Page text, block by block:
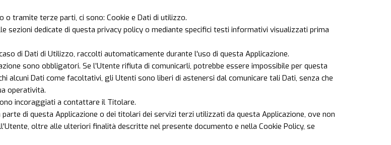
o tramite terze parti, ci sono: Cookie e Dati di utilizzo.
dedicate di questa privacy policy o mediante specifici testi informativi visualizzati prima
di Dati di Utilizzo, raccolti automaticamente durante l'uso di questa Applicazione.
sono obbligatori. Se l’Utente rifiuta di comunicarli, potrebbe essere impossibile per questa
alcuni Dati come facoltativi, gli Utenti sono liberi di astenersi dal comunicare tali Dati, senza che
operatività.
incoraggiati a contattare il Titolare.
di questa Applicazione o dei titolari dei servizi terzi utilizzati da questa Applicazione, ove non
oltre alle ulteriori finalità descritte nel presente documento e nella Cookie Policy, se